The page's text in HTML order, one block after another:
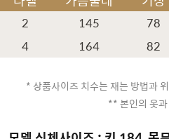
2 145 78
4 164 82
* 상품사이즈 치수는 재는 방법과
** 본인의 옷